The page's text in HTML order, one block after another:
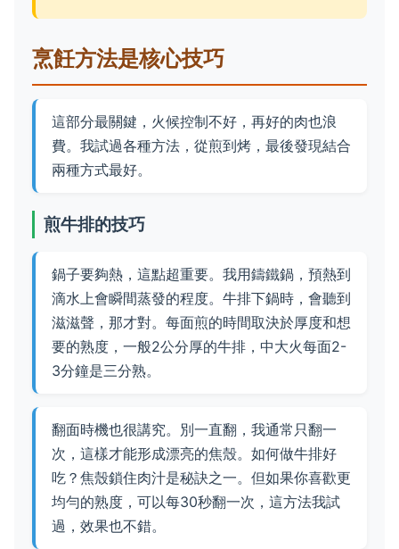
烹飪方法是核心技巧
這部分最關鍵，火候控制不好，再好的肉也浪
費。我試過各種方法，從煎到烤，最後發現結合
兩種方式最好。
煎牛排的技巧
鍋子要夠熱，這點超重要。我用鑄鐵鍋，預熱到
滴水上會瞬間蒸發的程度。牛排下鍋時，會聽到
滋滋聲，那才對。每面煎的時間取決於厚度和想
要的熟度，一般2公分厚的牛排，中大火每面2-
3分鐘是三分熟。
翻面時機也很講究。別一直翻，我通常只翻一
次，這樣才能形成漂亮的焦殼。如何做牛排好
吃？焦殼鎖住肉汁是秘訣之一。但如果你喜歡更
均勻的熟度，可以每30秒翻一次，這方法我試
過，效果也不錯。